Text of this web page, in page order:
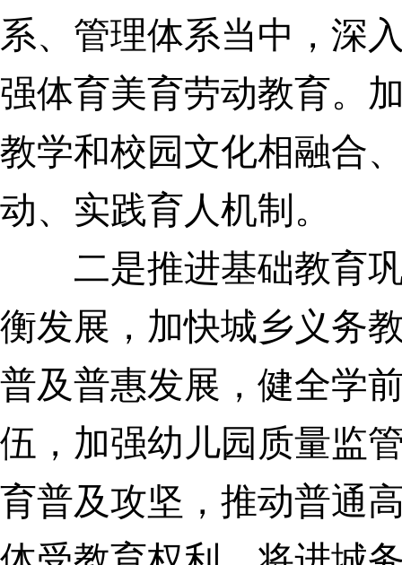
系、管理体系当中，深
强体育美育劳动教育。
教学和校园文化相融合
动、实践育人机制。
二是推进基础教育巩
衡发展，加快城乡义务
普及普惠发展，健全学
伍，加强幼儿园质量监
育普及攻坚，推动普通